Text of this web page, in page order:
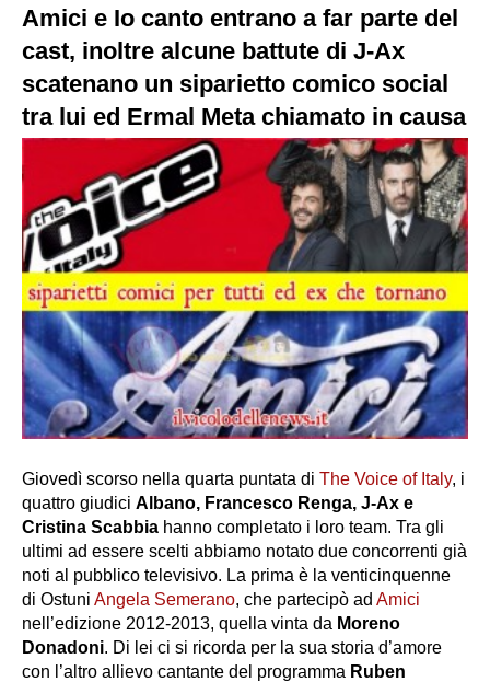
Amici e Io canto entrano a far parte del
cast, inoltre alcune battute di J-Ax
scatenano un siparietto comico social
tra lui ed Ermal Meta chiamato in causa
Giovedì scorso nella quarta puntata di The Voice of Italy, i
quattro giudici Albano, Francesco Renga, J-Ax e
Cristina Scabbia hanno completato i loro team. Tra gli
ultimi ad essere scelti abbiamo notato due concorrenti già
noti al pubblico televisivo. La prima è la venticinquenne
di Ostuni Angela Semerano, che partecipò ad Amici
nell’edizione 2012-2013, quella vinta da Moreno
Donadoni. Di lei ci si ricorda per la sua storia d’amore
con l’altro allievo cantante del programma Ruben